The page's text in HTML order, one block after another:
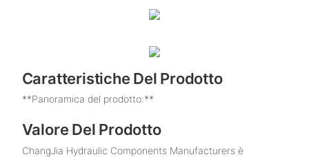
Caratteristiche Del Prodotto
**Panoramica del prodotto:**
Valore Del Prodotto
ChangJia Hydraulic Components Manufacturers è